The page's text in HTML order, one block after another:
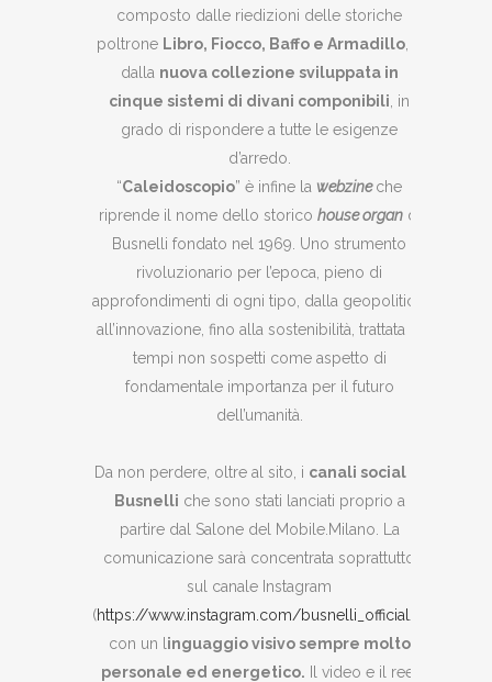
composto dalle riedizioni delle storiche
poltrone Libro, Fiocco, Baffo e Armadillo
dalla nuova collezione sviluppata in
cinque sistemi di divani componibili , in
grado di rispondere a tutte le esigenze
d’arredo.
“Caleidoscopio” è infine la webzineche
riprende il nome dello storico house organdi
Busnelli fondato nel 1969. Uno strumento
rivoluzionario per l’epoca, pieno di
approfondimenti di ogni tipo, dalla geopolitica,
all’innovazione, fino alla sostenibilità, trattata in
tempi non sospetti come aspetto di
fondamentale importanza per il futuro
dell’umanità.
Da non perdere, oltre al sito, i canali social di
Busnelli che sono stati lanciati proprio a
partire dal Salone del Mobile.Milano. La
comunicazione sarà concentrata soprattutto
sul canale Instagram
(https://www.instagram.com/busnelli_official/
con un l inguaggio visivo sempre molto
personale ed energetico. Il video e il reel